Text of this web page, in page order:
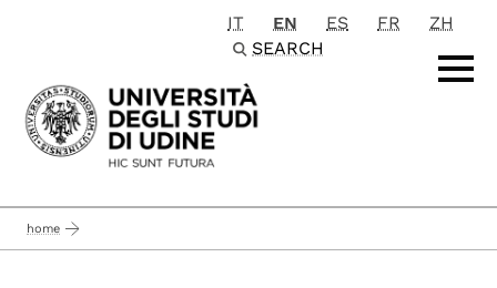
Passa al contenuto principale
IT EN ES FR
ZH
SEARCH
home